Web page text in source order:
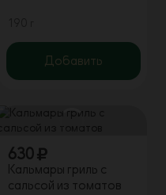
Добавить
630
Кальмары гриль с
сальсой из томатов